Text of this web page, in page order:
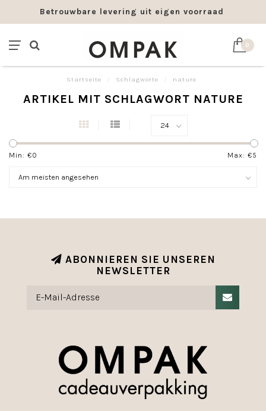
Betrouwbare levering uit eigen voorraad
0
Startseite Schlagworte nature
ARTIKEL MIT SCHLAGWORT NATURE
Min: €0 Max: €5
ABONNIEREN SIE UNSEREN
NEWSLETTER